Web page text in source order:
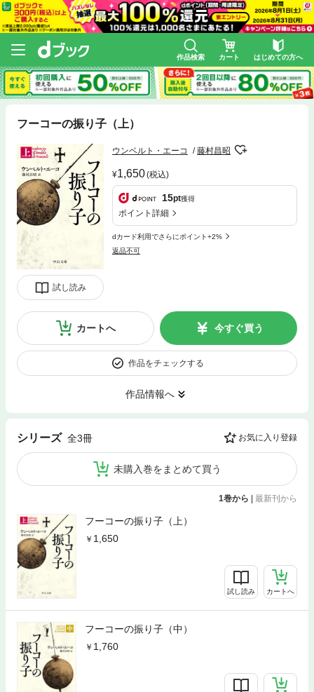
作品検索 カート はじめての方へ
フーコーの振り子（上）
試し読み
ウンベルト・エーコ 藤村昌昭
1,650(税込)
15pt獲得
ポイント詳細
dカード利用でさらにポイント+2%
返品不可
カートへ 今すぐ買う
作品をチェックする
作品情報へ
シリーズ 全3冊 お気に入り登録
未購入巻をまとめて買う
1巻から | 最新刊から
フーコーの振り子（上）
1,650
試し読み カートへ
フーコーの振り子（中）
1,760